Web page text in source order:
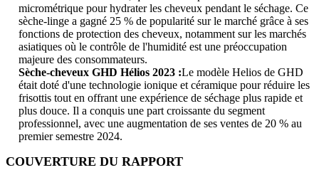
micrométrique pour hydrater les cheveux pendant le séchage. Ce
sèche-linge a gagné 25 % de popularité sur le marché grâce à ses
fonctions de protection des cheveux, notamment sur les marchés
asiatiques où le contrôle de l'humidité est une préoccupation
majeure des consommateurs.
Sèche-cheveux GHD Hélios 2023 :Le modèle Helios de GHD
était doté d'une technologie ionique et céramique pour réduire les
frisottis tout en offrant une expérience de séchage plus rapide et
plus douce. Il a conquis une part croissante du segment
professionnel, avec une augmentation de ses ventes de 20 % au
premier semestre 2024.
COUVERTURE DU RAPPORT